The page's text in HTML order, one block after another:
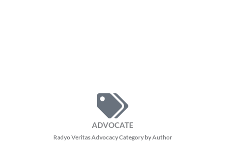
ADVOCATE
Radyo Veritas Advocacy Category by Author